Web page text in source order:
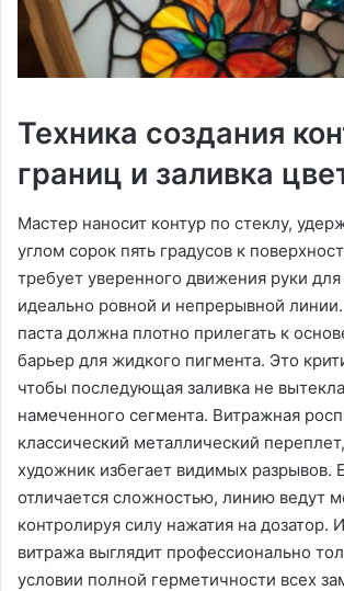
Техника создания
границ и заливка
Мастер наносит контур по стеклу,
углом сорок пять градусов к
требует уверенного движения руки
идеально ровной и непрерывной
паста должна плотно прилегать к
барьер для жидкого пигмента. Это
чтобы последующая заливка не
намеченного сегмента. Витражная
классический металлический
художник избегает видимых разрывов.
отличается сложностью, линию ведут
контролируя силу нажатия на дозатор.
витража выглядит профессионально
условии полной герметичности всех